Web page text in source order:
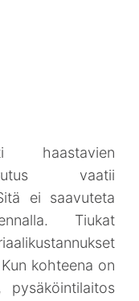
haastavien
vaatii
ei saavuteta
Tiukat
kohteena on
pysäköintilaitos